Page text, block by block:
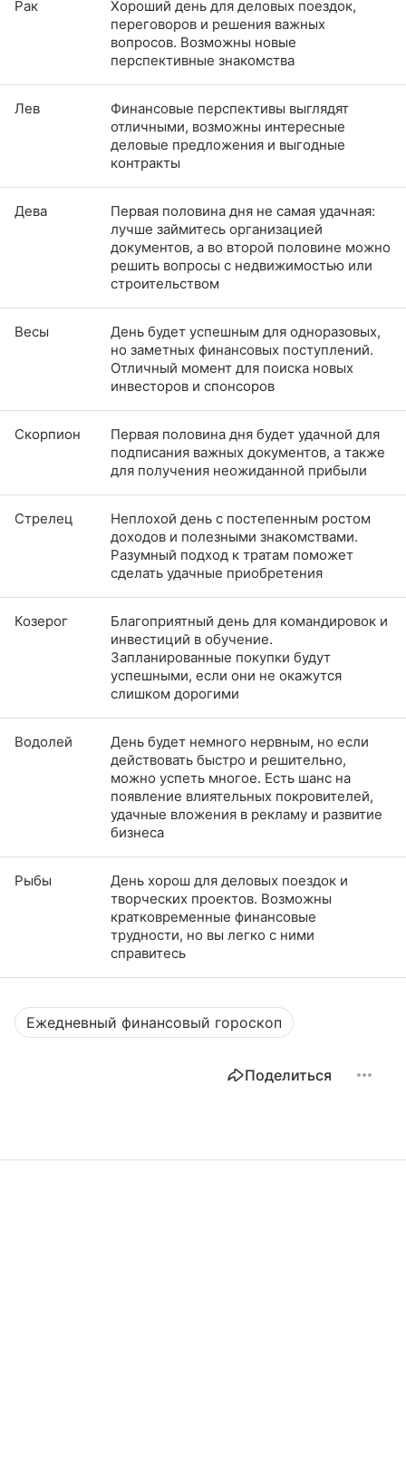
Рак
Хороший день для деловых поездок,
переговоров и решения важных
вопросов. Возможны новые
перспективные знакомства
Лев
Финансовые перспективы выглядят
отличными, возможны интересные
деловые предложения и выгодные
контракты
Дева
Первая половина дня не самая удачная:
лучше займитесь организацией
документов, а во второй половине можно
решить вопросы с недвижимостью или
строительством
Весы
День будет успешным для одноразовых,
но заметных финансовых поступлений.
Отличный момент для поиска новых
инвесторов и спонсоров
Скорпион
Первая половина дня будет удачной для
подписания важных документов, а также
для получения неожиданной прибыли
Стрелец
Неплохой день с постепенным ростом
доходов и полезными знакомствами.
Разумный подход к тратам поможет
сделать удачные приобретения
Козерог
Благоприятный день для командировок и
инвестиций в обучение.
Запланированные покупки будут
успешными, если они не окажутся
слишком дорогими
Водолей
День будет немного нервным, но если
действовать быстро и решительно,
можно успеть многое. Есть шанс на
появление влиятельных покровителей,
удачные вложения в рекламу и развитие
бизнеса
Рыбы
День хорош для деловых поездок и
творческих проектов. Возможны
кратковременные финансовые
трудности, но вы легко с ними
справитесь
Ежедневный финансовый гороскоп
Поделиться